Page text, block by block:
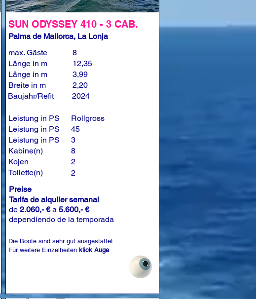
SUN ODYSSEY 410 - 3 CAB.
Palma de Mallorca, La Lonja
max. Gäste
Länge in m
Länge in m
Breite in m
Baujahr/Refit
Leistung in PS
Leistung in PS
Leistung in PS
Kabine(n)
Kojen
Toilette(n)
8
12,35
3,99
2,20
2024
Rollgross
45
3
8
2
2
Preise
Tarifa de alquiler semanal
de 2.060,- €a 5.600,- €
dependiendo de la temporada
Die Boote sind sehr gut ausgestattet.
Für weitere Einzelheiten klick Auge.